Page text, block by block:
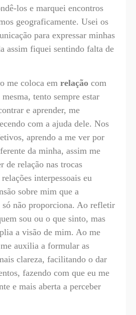
los e marquei encontros
geograficamente. Usei os
para expressar minhas
assim fiquei sentindo falta de
me coloca em relação com
tento sempre estar
e aprender, me
com a ajuda dele. Nos
aprendo a me ver por
da minha, assim me
de relação nas trocas
interpessoais eu
sobre mim que a
só não proporciona. Ao refletir
sou ou o que sinto, mas
a visão de mim. Ao me
auxilia a formular as
clareza, facilitando o dar
fazendo com que eu me
e mais aberta a perceber